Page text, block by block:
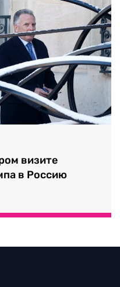
визите
в Россию